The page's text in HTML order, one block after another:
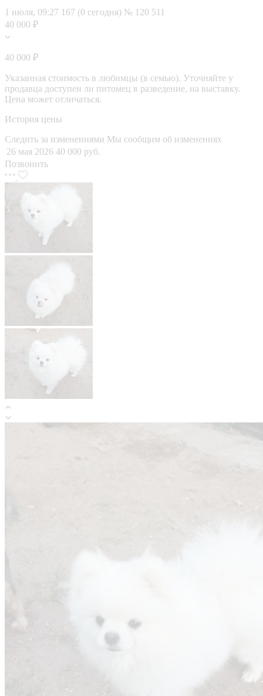
1 июля, 09:27 167 (0 сегодня) № 120 511
40 000 ₽
40 000 ₽
Указанная стоимость в любимцы (в семью). Уточняйте у
продавца доступен ли питомец в разведение, на выставку.
Цена может отличаться.
История цены
Следить за изменениями Мы сообщим об изменениях
26 мая 2026 40 000 руб.
Позвонить